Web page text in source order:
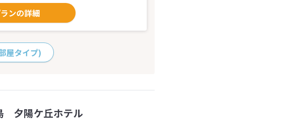
ンの詳細
屋タイプ)
夕陽ケ丘ホテル